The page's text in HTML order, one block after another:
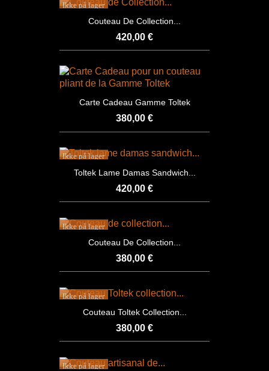
Couteau De Collection...
420,00 €
Ikke på lager
Carte Cadeau Gamme Toltek
380,00 €
Toltek Lame Damas Sandwich...
420,00 €
Ikke på lager
Couteau De Collection...
380,00 €
Ikke på lager
Couteau Toltek Collection...
380,00 €
Ikke på lager
Ikke på lager